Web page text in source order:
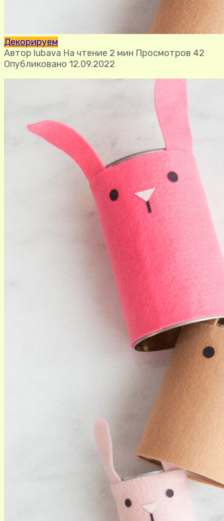
Декорируем
Автор lubava На чтение 2 мин Просмотров 42
Опубликовано 12.09.2022